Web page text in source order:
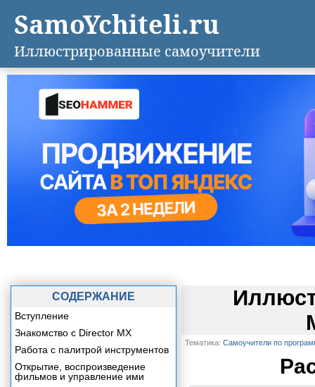
Тематика: Самоучители по
СОДЕРЖАНИЕ
Вступление
Знакомство с Director MX
Работа с палитрой инструментов
Открытие, воспроизведение
фильмов и управление ими
SamoYchiteli.ru
Иллюстрированные самоучители